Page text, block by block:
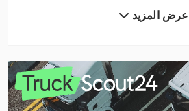
Fendt 724 Vario
Fendt 933 Vario
Fendt 936 Vario
عرض المزيد